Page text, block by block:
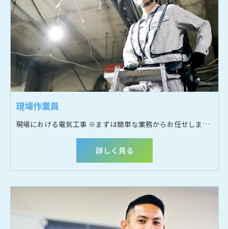
現場作業員
現場における電気工事 ※まずは簡単な業務からお任せします。
詳しく見る